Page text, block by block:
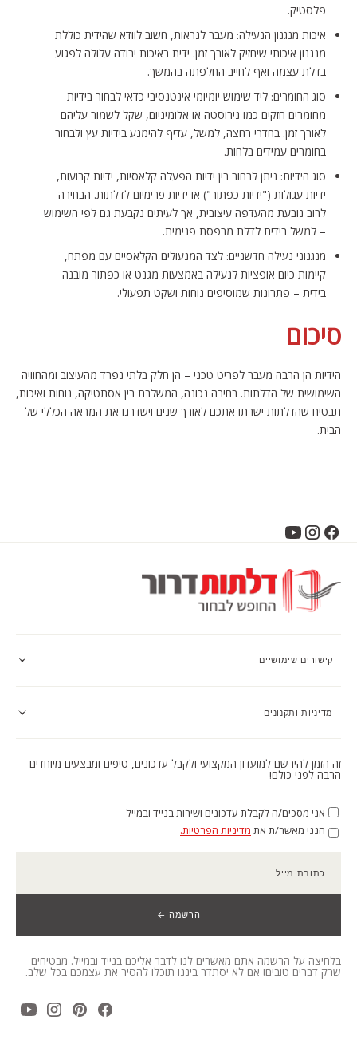
פלסטיק.
איכות מנגנון הנעילה: מעבר לנראות, חשוב לוודא שהידית כוללת
מנגנון איכותי שיחזיק לאורך זמן. ידית באיכות ירודה עלולה לפגוע
בדלת עצמה ואף לחייב החלפתה בהמשך.
סוג החומרים: ליד שימוש יומיומי אינטנסיבי כדאי לבחור בידיות
מחומרים חזקים כמו נירוסטה או אלומיניום, שקל לשמור עליהם
לאורך זמן. בחדרי רחצה, למשל, עדיף להימנע בידיות עץ ולבחור
בחומרים עמידים בלחות.
סוג הידיות: ניתן לבחור בין ידיות הפעלה קלאסיות, ידיות קבועות,
ידיות עגולות ("ידיות כפתור") או ידיות פרימיום לדלתות. הבחירה
לרוב נובעת מהעדפה עיצובית, אך לעיתים נקבעת גם לפי השימוש
– למשל בידית לדלת מרפסת פנימית.
מנגנוני נעילה חדשניים: לצד המנעולים הקלאסיים עם מפתח,
קיימות כיום אופציות לנעילה באמצעות מגנט או כפתור מובנה
בידית – פתרונות שמוסיפים נוחות ושקט תפעולי.
סיכום
הידיות הן הרבה מעבר לפריט טכני – הן חלק בלתי נפרד מהעיצוב ומהחוויה
השימושית של הדלתות. בחירה נכונה, המשלבת בין אסתטיקה, נוחות ואיכות,
תבטיח שהדלתות ישרתו אתכם לאורך שנים וישדרגו את המראה הכללי של
הבית.
קישורים שימושיים
מדיניות ותקנונים
זה הזמן להירשם למועדון המקצועי ולקבל עדכונים, טיפים ומבצעים מיוחדים
הרבה לפני כולם!
אני מסכים/ה לקבלת עדכונים ושירות בנייד ובמייל
הנני מאשר/ת את מדיניות הפרטיות.
כתובת מייל
הרשמה ←
בלחיצה על הרשמה אתם מאשרים לנו לדבר אליכם בנייד ובמייל. מבטיחים
שרק דברים טובים! אם לא יסתדר ביננו תוכלו להסיר את עצמכם בכל שלב.